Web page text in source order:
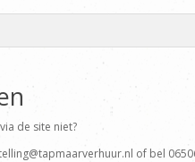
de site niet?
of bel